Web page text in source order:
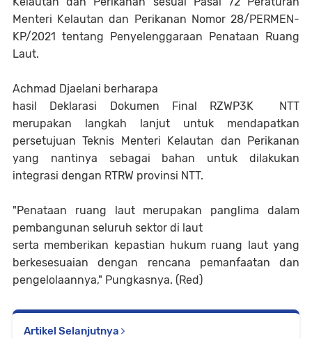
Menteri Kelautan dan Perikanan Nomor 28/PERMEN-
KP/2021 tentang Penyelenggaraan Penataan Ruang
Laut.
Achmad Djaelani berharapa
hasil Deklarasi Dokumen Final RZWP3K NTT
merupakan langkah lanjut untuk mendapatkan
persetujuan Teknis Menteri Kelautan dan Perikanan
yang nantinya sebagai bahan untuk dilakukan
integrasi dengan RTRW provinsi NTT.
"Penataan ruang laut merupakan panglima dalam
pembangunan seluruh sektor di laut
serta memberikan kepastian hukum ruang laut yang
berkesesuaian dengan rencana pemanfaatan dan
pengelolaannya," Pungkasnya. (Red)
Artikel Selanjutnya